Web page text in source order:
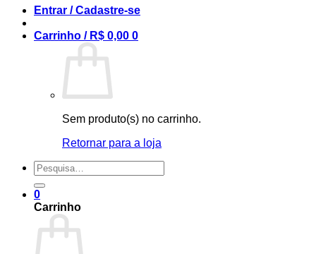
Entrar / Cadastre-se
Carrinho / R$ 0,00 0
Sem produto(s) no carrinho.
Retornar para a loja
Pesquisar
por:
0
Carrinho